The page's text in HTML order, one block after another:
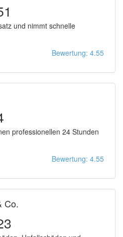
und nimmt schnelle
Bewertung: 4.55
professionellen 24 Stunden
Bewertung: 4.55
Co.